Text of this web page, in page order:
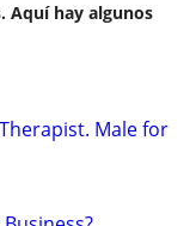
Aquí hay algunos
Male for